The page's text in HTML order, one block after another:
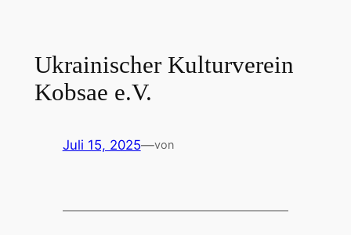
springenUkrainischer Kulturverein
Kobsae e.V.
Juli 15, 2025—von